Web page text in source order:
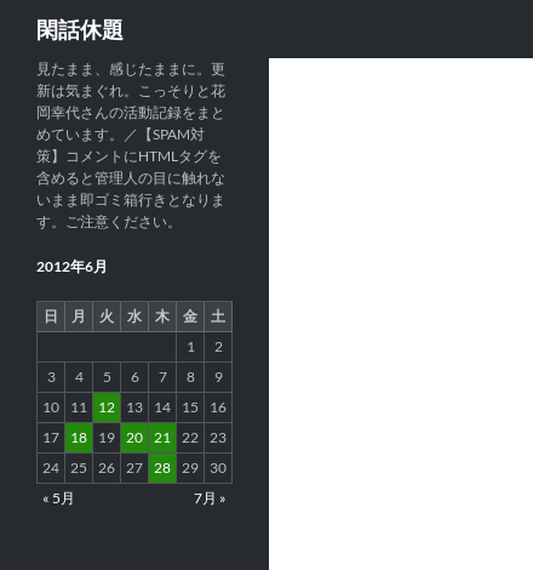
閑話休題
見たまま、感じたままに。更
新は気まぐれ。こっそりと花
岡幸代さんの活動記録をまと
めています。／【SPAM対
策】コメントにHTMLタグを
含めると管理人の目に触れな
いまま即ゴミ箱行きとなりま
す。ご注意ください。
2012年6月
日 月 火 水 木 金
土
1
2
3
4 5 6 7 8
9
10
11 12 13 14 15
16
17
18 19 20 21 22 23
24 25 26 27 28 29
30
« 5月
7月 »